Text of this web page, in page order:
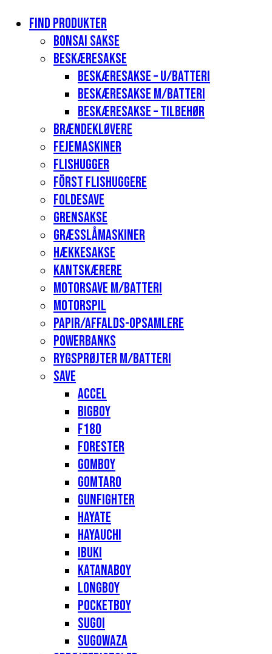
Find produkter
Bonsai sakse
Beskæresakse
Beskæresakse – u/batteri
Beskæresakse m/batteri
Beskæresakse – tilbehør
Brændekløvere
Fejemaskiner
Flishugger
Först flishuggere
Foldesave
Grensakse
Græsslåmaskiner
Hækkesakse
Kantskærere
Motorsave m/batteri
Motorspil
Papir/affalds-opsamlere
Powerbanks
Rygsprøjter m/batteri
Save
Accel
Bigboy
F180
Forester
Gomboy
Gomtaro
Gunfighter
Hayate
Hayauchi
Ibuki
Katanaboy
Longboy
Pocketboy
Sugoi
Sugowaza